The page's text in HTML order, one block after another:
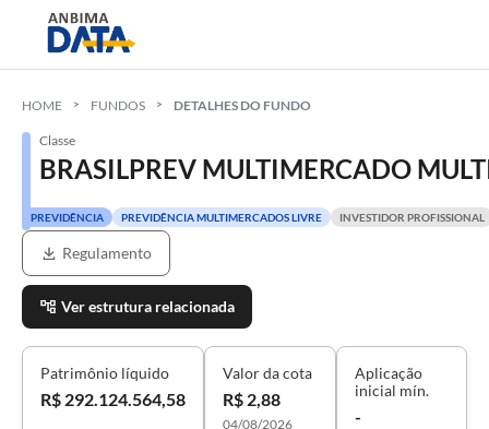
HOME FUNDOS DETALHES DO FUNDO
Classe
BRASILPREV MULTIMERCADO
PREVIDÊNCIA PREVIDÊNCIA MULTIMERCADOS LIVRE INVESTIDOR PROFISSIONAL
Regulamento
Ver estrutura relacionada
Patrimônio líquido
R$ 292.124.564,58
Valor da cota
R$ 2,88
04/08/2026
Aplicação
inicial mín.
-